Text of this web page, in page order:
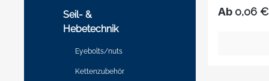
Seil- &
Hebetechnik
Eyebolts/nuts
Kettenzubehör
EN 12385
2,5 – 60.
Ab 0,06